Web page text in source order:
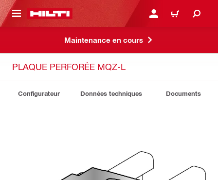
CONTENT CONNEXION OU
PANIER
Maintenance en cours
PLAQUE PERFORÉE MQZ-L
Configurateur Données techniques Documents